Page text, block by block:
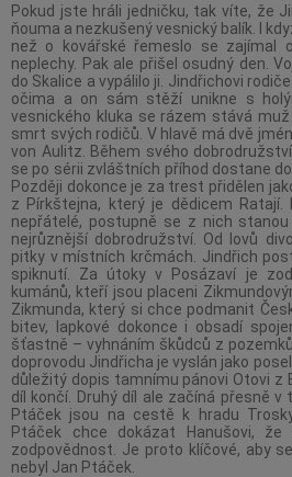
Pokud jste hráli jedničku, tak víte, že
ňouma a nezkušený vesnický balík. I
než o kovářské řemeslo se zajímal
neplechy. Pak ale přišel osudný den.
do Skalice a vypálilo ji. Jindřichovi
očima a on sám stěží unikne s
vesnického kluka se rázem stává
smrt svých rodičů. V hlavě má dvě
von Aulitz. Během svého
se po sérii zvláštních příhod dostane
Později dokonce je za trest přidělen
z Pírkštejna, který je dědicem
nepřátelé, postupně se z nich
nejrůznější dobrodružství. Od lovů
pitky v místních krčmách. Jindřich
spiknutí. Za útoky v Posázaví je
kumánů, kteří jsou placeni
Zikmunda, který si chce podmanit
bitev, lapkové dokonce i obsadí
šťastně – vyhnáním škůdců z
doprovodu Jindřicha je vyslán jako
důležitý dopis tamnímu pánovi Otovi z
díl končí. Druhý díl ale začíná přesně
Ptáček jsou na cestě k hradu
Ptáček chce dokázat Hanušovi,
zodpovědnost. Je proto klíčové, aby
nebyl Jan Ptáček.